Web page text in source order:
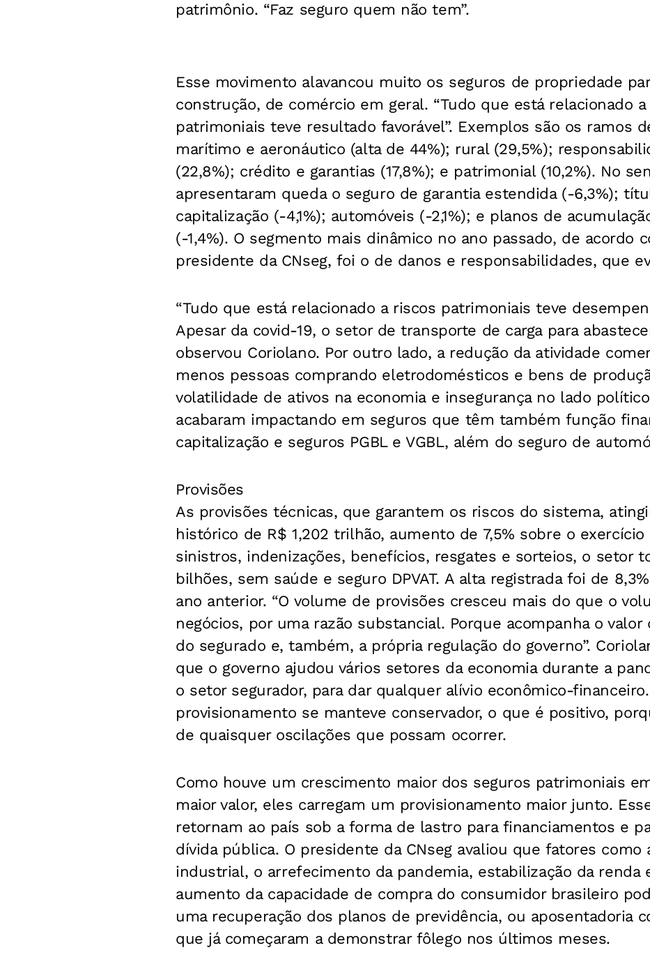
patrimônio. “Faz seguro quem não tem”.
Esse movimento alavancou muito os seguros de propriedade
construção, de comércio em geral. “Tudo que está relacionado a
patrimoniais teve resultado favorável”. Exemplos são os ramos
marítimo e aeronáutico (alta de 44%); rural (29,5%);
(22,8%); crédito e garantias (17,8%); e patrimonial (10,2%). No
apresentaram queda o seguro de garantia estendida (-6,3%);
capitalização (-4,1%); automóveis (-2,1%); e planos de
(-1,4%). O segmento mais dinâmico no ano passado, de acordo
presidente da CNseg, foi o de danos e responsabilidades, que
“Tudo que está relacionado a riscos patrimoniais teve
Apesar da covid-19, o setor de transporte de carga para
observou Coriolano. Por outro lado, a redução da atividade
menos pessoas comprando eletrodomésticos e bens de
volatilidade de ativos na economia e insegurança no lado
acabaram impactando em seguros que têm também função
capitalização e seguros PGBL e VGBL, além do seguro de
Provisões
As provisões técnicas, que garantem os riscos do sistema,
histórico de R$ 1,202 trilhão, aumento de 7,5% sobre o exercício
sinistros, indenizações, benefícios, resgates e sorteios, o setor
bilhões, sem saúde e seguro DPVAT. A alta registrada foi de
ano anterior. “O volume de provisões cresceu mais do que o
negócios, por uma razão substancial. Porque acompanha o valor
do segurado e, também, a própria regulação do governo”.
que o governo ajudou vários setores da economia durante a
o setor segurador, para dar qualquer alívio econômico-
provisionamento se manteve conservador, o que é positivo,
de quaisquer oscilações que possam ocorrer.
Como houve um crescimento maior dos seguros patrimoniais
maior valor, eles carregam um provisionamento maior junto.
retornam ao país sob a forma de lastro para financiamentos e
dívida pública. O presidente da CNseg avaliou que fatores como
industrial, o arrefecimento da pandemia, estabilização da renda
aumento da capacidade de compra do consumidor brasileiro
uma recuperação dos planos de previdência, ou aposentadoria
que já começaram a demonstrar fôlego nos últimos meses.